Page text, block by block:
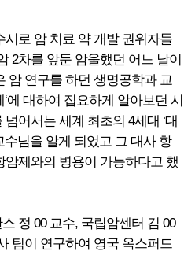
시로 암 치료 약 개발 권위자들
2차를 앞둔 암울했던 어느 날이
암 연구를 하던 생명공학과 교
에 대하여 집요하게 알아보던 시
어서는 세계 최초의 4세대 ‘대
수님을 알게 되었고 그 대사 항
제와의 병용이 가능하다고 했
정 00 교수, 국립암센터 김 00
팀이 연구하여 영국 옥스퍼드